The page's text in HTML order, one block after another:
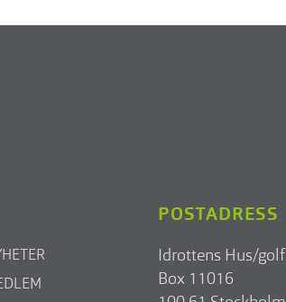
POSTADRESS
Idrottens Hus/golf
Box 11016